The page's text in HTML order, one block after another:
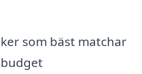
som bäst matchar